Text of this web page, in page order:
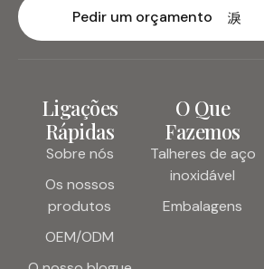
Pedir um orçamento
Ligações
Rápidas
Sobre nós
Os nossos
produtos
OEM/ODM
O Que
Fazemos
Talheres de aço
inoxidável
Embalagens